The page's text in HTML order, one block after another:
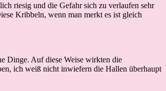
riesig und die Gefahr sich zu verlaufen sehr
Kribbeln, wenn man merkt es ist gleich
Dinge. Auf diese Weise wirkten die
ich weiß nicht inwiefern die Hallen überhaupt